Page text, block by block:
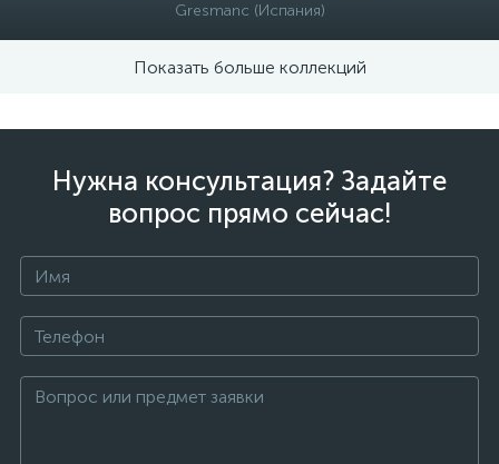
Gresmanc (Испания)
Показать больше коллекций
Нужна консультация? Задайте
вопрос прямо сейчас!